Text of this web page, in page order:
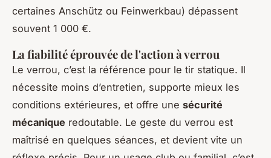
certaines Anschütz ou Feinwerkbau) dépassent
souvent 1 000 €.
La fiabilité éprouvée de l'action à verrou
Le verrou, c’est la référence pour le tir statique. Il
nécessite moins d’entretien, supporte mieux les
conditions extérieures, et offre une sécurité
mécanique redoutable. Le geste du verrou est
maîtrisé en quelques séances, et devient vite un